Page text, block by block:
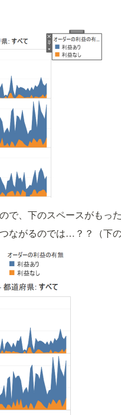
で、下のスペースがもっ
ながるのでは…？？（下